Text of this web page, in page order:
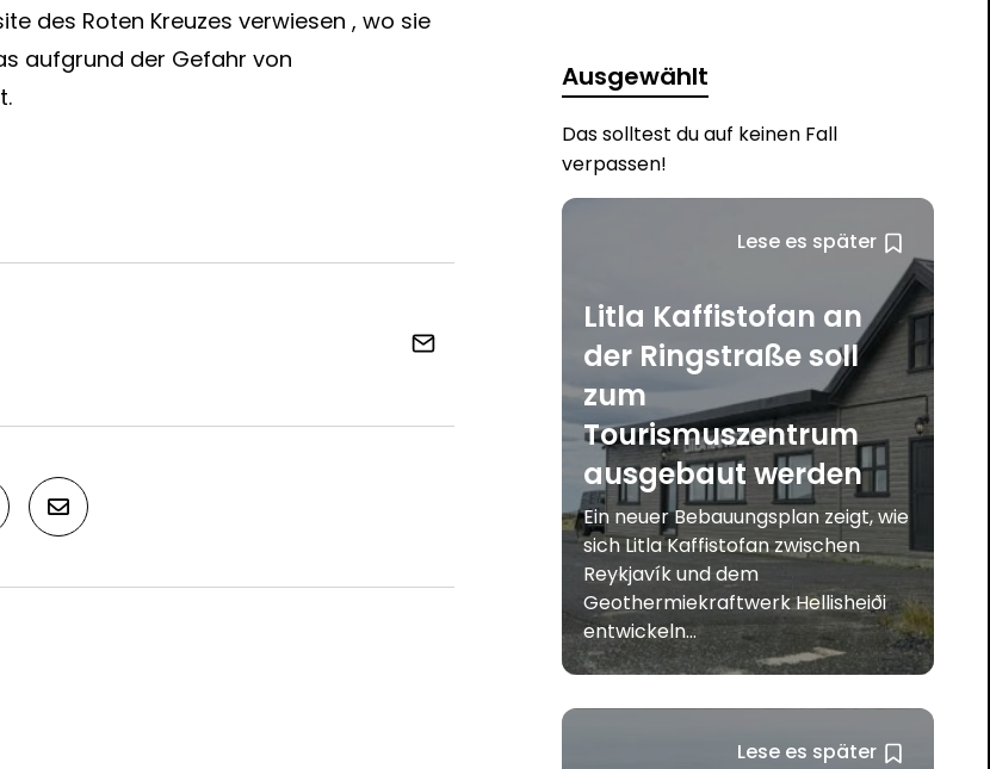
des Roten Kreuzes verwiesen , wo sie
aufgrund der Gefahr von
Ausgewählt
Das solltest du auf keinen Fall
verpassen!
Lese es später
Litla Kaffistofan an
der Ringstraße soll
zum
Tourismuszentrum
ausgebaut werden
Ein neuer Bebauungsplan zeigt, wie
sich Litla Kaffistofan zwischen
Reykjavík und dem
Geothermiekraftwerk Hellisheiði
entwickeln...
Lese es später